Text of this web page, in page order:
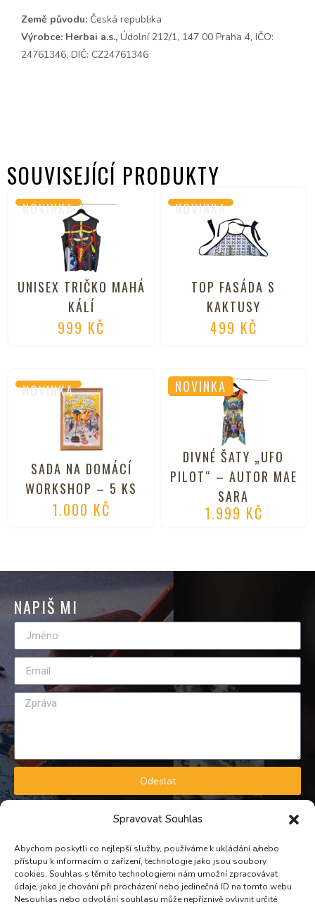
Spravovat Souhlas
Abychom poskytli co nejlepší služby, používáme k ukládání a/nebo
přístupu k informacím o zařízení, technologie jako jsou soubory
cookies. Souhlas s těmito technologiemi nám umožní zpracovávat
údaje, jako je chování při procházení nebo jedinečná ID na tomto webu.
Nesouhlas nebo odvolání souhlasu může nepříznivě ovlivnit určité
Země původu: Česká republika
Výrobce: Herbai a.s., Údolní 212/1, 147 00 Praha 4, IČO:
24761346, DIČ: CZ24761346
SOUVISEJÍCÍ PRODUKTY
NOVINKA
UNISEX TRIČKO MAHÁ
KÁLÍ
999 KČ
NOVINKA
TOP FASÁDA S
KAKTUSY
499 KČ
NOVINKA
SADA NA DOMÁCÍ
WORKSHOP – 5 KS
1.000 KČ
NOVINKA
DIVNÉ ŠATY „UFO
PILOT“ – AUTOR MAE
SARA
1.999 KČ
NAPIŠ MI
Odeslat
GDPR A OBCHODNÍ PODMÍNKY
Obchodní podmínky
KONTAKT